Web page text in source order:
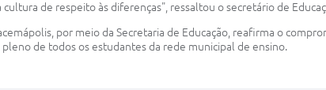
de respeito às diferenças", ressaltou o secretário de
por meio da Secretaria de Educação, reafirma o
de todos os estudantes da rede municipal de ensino.